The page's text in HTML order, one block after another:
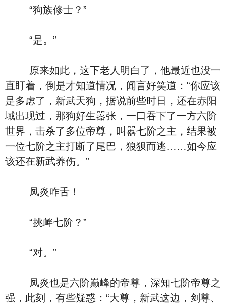
“狗族修士？”
“是。”
原来如此，这下老人明白了，他最近也没一
直盯着，倒是才知道情况，闻言好笑道：“你应该
是多虑了，新武天狗，据说前些时日，还在赤阳
域出现过，那狗好生嚣张，一口吞下了一方六阶
世界，击杀了多位帝尊，叫嚣七阶之主，结果被
一位七阶之主打断了尾巴，狼狈而逃……如今应
该还在新武养伤。”
凤炎咋舌！
“挑衅七阶？”
“对。”
凤炎也是六阶巅峰的帝尊，深知七阶帝尊之
强，此刻，有些疑惑：“大尊，新武这边，剑尊、